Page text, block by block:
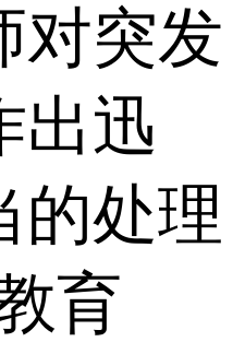
对突发
出迅
的处理
育